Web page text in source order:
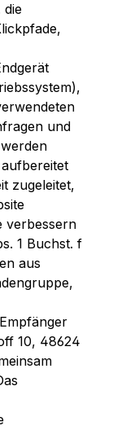
die
und
zugeleitet,
verbessern
1 Buchst. f
aus
10, 48624